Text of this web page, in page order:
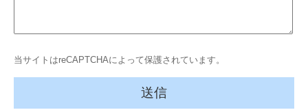
当サイトはreCAPTCHAによって保護されています。